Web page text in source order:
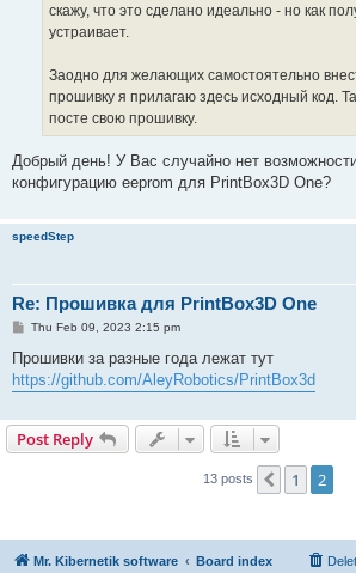
скажу, что это сделано идеально - но как
устраивает.
Заодно для желающих самостоятельно
прошивку я прилагаю здесь исходный код.
посте свою прошивку.
Добрый день! У Вас случайно нет
конфигурацию eeprom для PrintBox3D One?
speedStep
Re: Прошивка для PrintBox3D One
P
s
Thu Feb 09, 2023 2:15 pm
Прошивки за разные года лежат тут
https://github.com/AleyRobotics/PrintBox3d
Post Reply
13 posts Previous
1 2
Mr. Kibernetik software Board index